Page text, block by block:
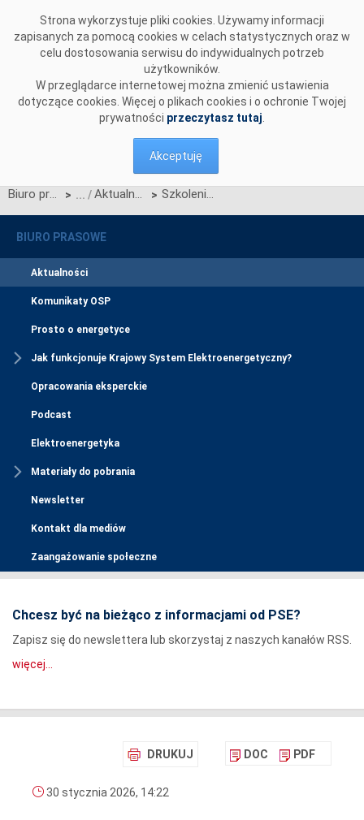
Strona wykorzystuje pliki cookies. Używamy informacji
zapisanych za pomocą cookies w celach statystycznych oraz w
celu dostosowania serwisu do indywidualnych potrzeb
użytkowników.
W przeglądarce internetowej można zmienić ustawienia
dotyczące cookies. Więcej o plikach cookies i o ochronie Twojej
prywatności przeczytasz tutaj
Akceptuję
Biuro prasowe > Aktualności > Szkolenie dla przedstawicieli Użytkowników Profesjonalnych dołączających do CSIRE od 1 marca 2026 r.
BIURO PRASOWE
Aktualności
Komunikaty OSP
Prosto o energetyce
Jak funkcjonuje Krajowy System Elektroenergetyczny?
Opracowania eksperckie
Podcast
Elektroenergetyka
Materiały do pobrania
Newsletter
Kontakt dla mediów
Zaangażowanie społeczne
Chcesz być na bieżąco z informacjami od PSE?
Zapisz się do newslettera lub skorzystaj z naszych kanałów RSS.
więcej...
DRUKUJ DOC PDF
30 stycznia 2026, 14:22